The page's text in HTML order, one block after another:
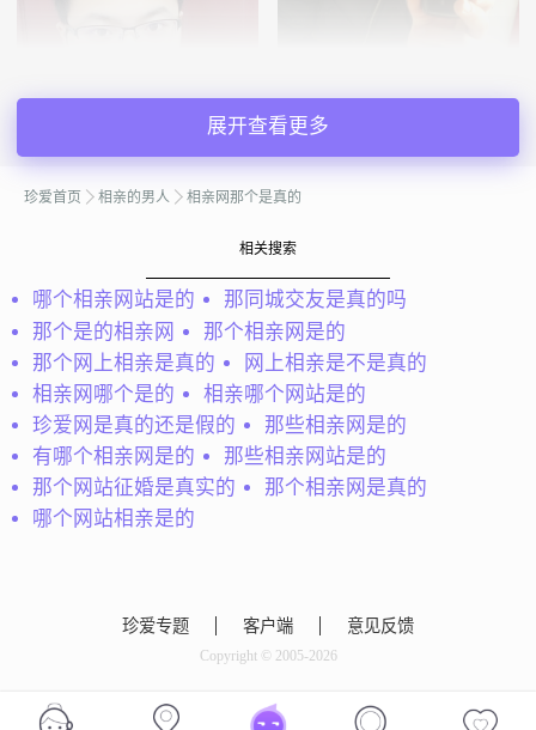
才会了解，道听途说终归
会员86427834
有一颗征服世界的心。心
大部分人死在昨天晚上见
不到明天的太阳。我坚持
那个人。你愿意陪伴着我
自我感觉是一个专一的
人，有着对真正爱情的渴
可爱得你，如果你迈出了
走！...
我不介意对方是否有孩
对就可以了！我会包容你
展开查看更多
珍爱首页 相亲的男人 相亲网那个是真的
相关搜索
哪个相亲网站是的
那同城交友是真的吗
那个是的相亲网
那个相亲网是的
那个网上相亲是真的
网上相亲是不是真的
相亲网哪个是的
相亲哪个网站是的
珍爱网是真的还是假的
那些相亲网是的
有哪个相亲网是的
那些相亲网站是的
那个网站征婚是真实的
那个相亲网是真的
哪个网站相亲是的
珍爱专题 客户端 意见反馈
Copyright © 2005-2026